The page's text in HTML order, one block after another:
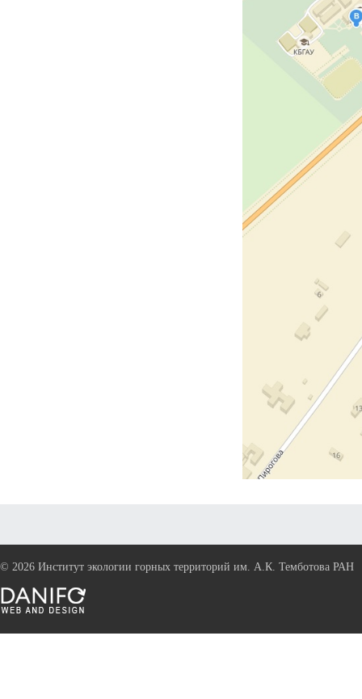
© 2026 Институт экологии горных территорий им. А.К. Темботова РАН